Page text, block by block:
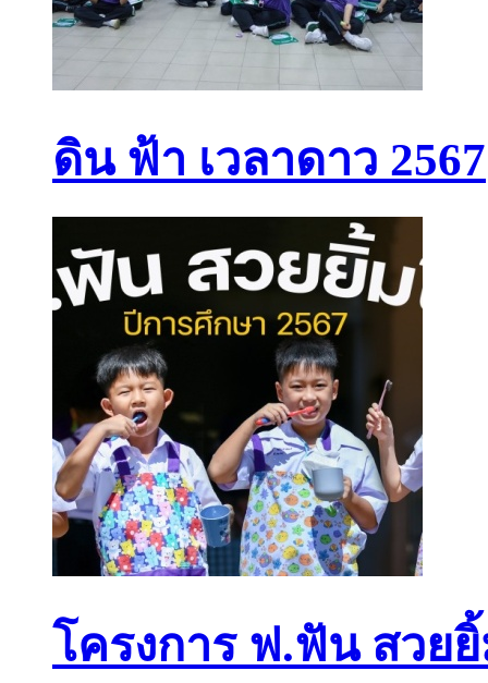
ดิน ฟ้า เวลาดาว 2567
โครงการ ฟ.ฟัน สวยยิ้